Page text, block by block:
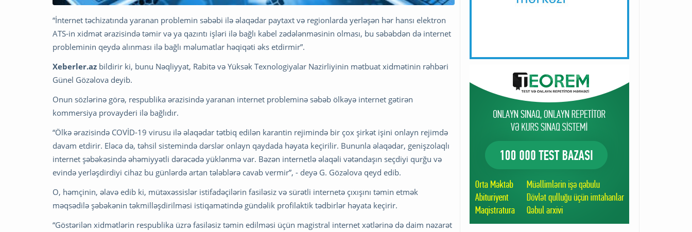
“İnternet təchizatında yaranan problemin səbəbi ilə əlaqədar paytaxt və regionlarda yerləşən hər hansı elektron
ATS-in xidmət ərazisində təmir və ya qazıntı işləri ilə bağlı kabel zədələnməsinin olması, bu səbəbdən də internet
probleminin qeydə alınması ilə bağlı məlumatlar həqiqəti əks etdirmir”.
Xeberler.az bildirir ki, bunu Nəqliyyat, Rabitə və Yüksək Texnologiyalar Nazirliyinin mətbuat xidmətinin rəhbəri
Günel Gözəlova deyib.
Onun sözlərinə görə, respublika ərazisində yaranan internet probleminə səbəb ölkəyə internet gətirən
kommersiya provayderi ilə bağlıdır.
“Ölkə ərazisində COVİD-19 virusu ilə əlaqədar tətbiq edilən karantin rejimində bir çox şirkət işini onlayn rejimdə
davam etdirir. Eləcə də, təhsil sistemində dərslər onlayn qaydada həyata keçirilir. Bununla əlaqədar, genişzolaqlı
internet şəbəkəsində əhəmiyyətli dərəcədə yüklənmə var. Bəzən internetlə əlaqəli vətəndaşın seçdiyi qurğu və
evində yerləşdirdiyi cihaz bu günlərdə artan tələblərə cavab vermir”, - deyə G. Gözəlova qeyd edib.
O, həmçinin, əlavə edib ki, mütəxəssislər istifadəçilərin fasiləsiz və sürətli internetə çıxışını təmin etmək
məqsədilə şəbəkənin təkmilləşdirilməsi istiqamətində gündəlik profilaktik tədbirlər həyata keçirir.
“Göstərilən xidmətlərin respublika üzrə fasiləsiz təmin edilməsi üçün magistral internet xətlərinə də daim nəzarət